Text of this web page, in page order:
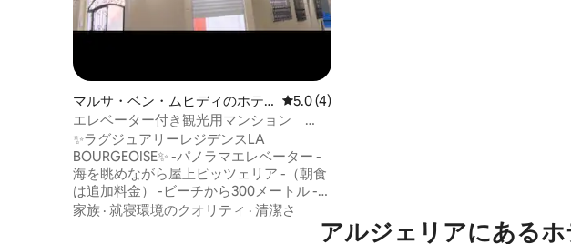
マルサ・ベン・ムヒディのホテ
ル客室
レビュー4件、5つ星中5.0つ星の平均評価
5.0 (4)
エレベーター付き観光用マンション
ラ・ブールジョワーズ
✨ラグジュアリーレジデンスLA
BOURGEOISE✨ -パノラマエレベーター -
海を眺めながら屋上ピッツェリア -（朝食
は追加料金） -ビーチから300メートル -マ
ルサ・ベン・ムヒディに位置する理想的
なLA BOURGEOISEレジデンス。広々とし
家族 · 就寝環境のクオリティ · 清潔さ
アルジェリアにある